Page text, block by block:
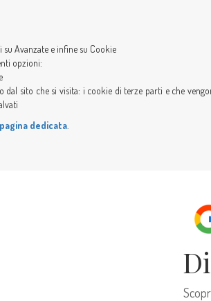
su Avanzate e infine su Cookie
opzioni:
dal sito che si visita: i cookie di terze parti e che
pagina dedicata